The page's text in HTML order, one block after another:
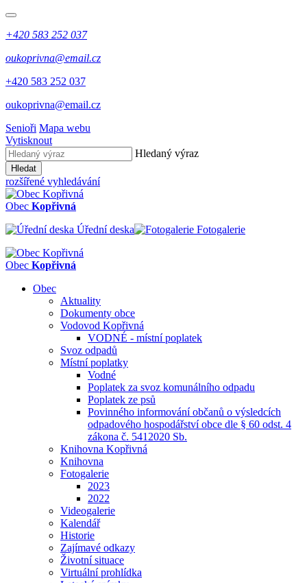
+420 583 252 037
oukoprivna@email.cz
+420 583 252 037
oukoprivna@email.cz
Senioři Mapa webu
Vytisknout
Hledaný výraz
Hledat
rozšířené vyhledávání
Obec Kopřivná
Úřední deska
Fotogalerie
Obec Kopřivná
Obec
Aktuality
Dokumenty obce
Vodovod Kopřivná
VODNÉ - místní poplatek
Svoz odpadů
Místní poplatky
Vodné
Poplatek za svoz komunálního odpadu
Poplatek ze psů
Povinného informování občanů o výsledcích
odpadového hospodářství obce dle § 60 odst. 4
zákona č. 5412020 Sb.
Knihovna Kopřivná
Knihovna
Fotogalerie
2023
2022
Videogalerie
Kalendář
Historie
Zajímavé odkazy
Životní situace
Virtuální prohlídka